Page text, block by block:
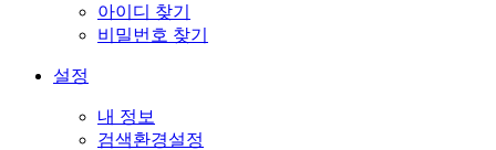
아이디 찾기
비밀번호 찾기
설정
내 정보
검색환경설정